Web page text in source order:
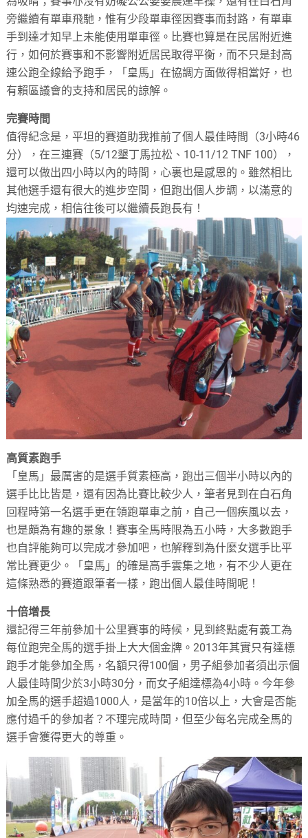
旁繼續有單車飛馳，惟有少段單車徑因賽事而封路，有單車
手到達才知早上未能使用單車徑。比賽也算是在民居附近進
行，如何於賽事和不影響附近居民取得平衡，而不只是封高
速公跑全線給予跑手，「皇馬」在協調方面做得相當好，也
有賴區議會的支持和居民的諒解。
完賽時間
值得紀念是，平坦的賽道助我推前了個人最佳時間（3小時46
分），在三連賽（5/12墾丁馬拉松、10-11/12 TNF 100），
還可以做出四小時以內的時間，心裏也是感恩的。雖然相比
其他選手還有很大的進步空間，但跑出個人步調，以滿意的
均速完成，相信往後可以繼續長跑長有！
高質素跑手
「皇馬」最厲害的是選手質素極高，跑出三個半小時以內的
選手比比皆是，還有因為比賽比較少人，筆者見到在白石角
回程時第一名選手更在領跑單車之前，自己一個疾風以去，
也是頗為有趣的景象！賽事全馬時限為五小時，大多數跑手
也自評能夠可以完成才參加吧，也解釋到為什麼女選手比平
常比賽更少。「皇馬」的確是高手雲集之地，有不少人更在
這條熟悉的賽道跟筆者一樣，跑出個人最佳時間呢！
十倍增長
還記得三年前參加十公里賽事的時候，見到終點處有義工為
每位跑完全馬的選手掛上大大個金牌。2013年其實只有達標
跑手才能參加全馬，名額只得100個，男子組參加者須出示個
人最佳時間少於3小時30分，而女子組達標為4小時。今年參
加全馬的選手超過1000人，是當年的10倍以上，大會是否能
應付過千的參加者？不理完成時間，但至少每名完成全馬的
選手會獲得更大的尊重。